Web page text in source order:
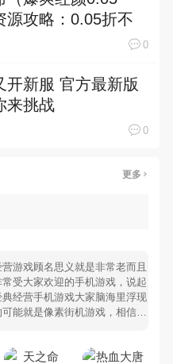
源攻略：0.05折不
是资源革命的起
0
开新服 官方最新版
来挑战
0
更多
>
营游戏顾名思义就是非常老而且
常受大家欢迎的手机游戏，说起
典经营手机游戏大家脑海里浮现
可能就是像素街机游戏，相信很
手机游戏有哪些呢？游戏今天，